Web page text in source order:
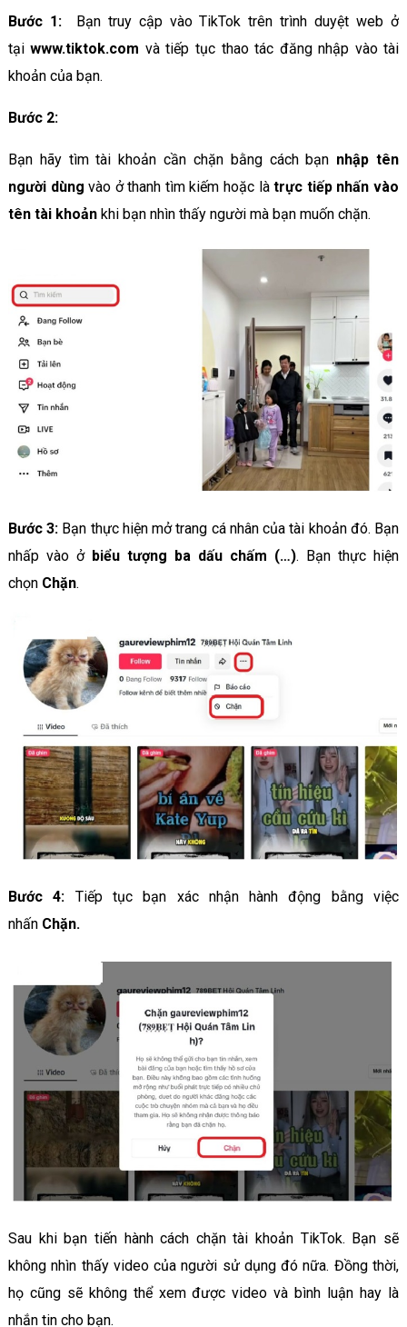
Bước 1: Bạn truy cập vào TikTok trên trình duyệt web ở
tạiwww.tiktok.com và tiếp tục thao tác đăng nhập vào tài
khoản của bạn.
Bước 2:
Bạn hãy tìm tài khoản cần chặn bằng cách bạn nhập tên
người dùng vào ở thanh tìm kiếm hoặc làtrực tiếp nhấn vào
tên tài khoảnkhi bạn nhìn thấy người mà bạn muốn chặn.
Bước 3: Bạn thực hiện mở trang cá nhân của tài khoản đó. Bạn
nhấp vào ở biểu tượng ba dấu chấm (…). Bạn thực hiện
chọn Chặn.
Bước 4: Tiếp tục bạn xác nhận hành động bằng việc
nhấn Chặn.
Sau khi bạn tiến hành cách chặn tài khoản TikTok. Bạn sẽ
không nhìn thấy video của người sử dụng đó nữa. Đồng thời,
họ cũng sẽ không thể xem được video và bình luận hay là
nhắn tin cho bạn.